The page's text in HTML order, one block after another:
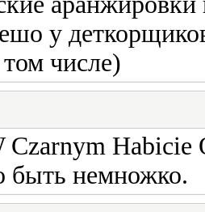
у
числе)
Habicie
быть немножко.